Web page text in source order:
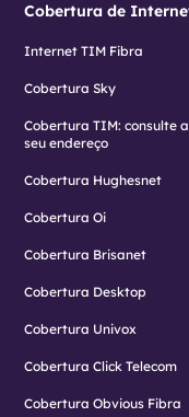
Cobertura de
Internet TIM Fibra
Cobertura Sky
Cobertura TIM: consulte
seu endereço
Cobertura Hughesnet
Cobertura Oi
Cobertura Brisanet
Cobertura Desktop
Cobertura Univox
Cobertura Click Telecom
Cobertura Obvious Fibra